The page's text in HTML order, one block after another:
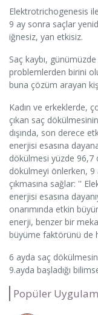
Elektrotrichogenesis
9 ay sonra saçlar
iğnesiz, yan etkisiz.
Saç kaybı,
problemlerden birini
buna çözüm arayan
Kadın ve erkeklerde,
çıkan saç
dışında, son derece
enerjisi esasına
dökülmesi yüzde 96,7
dökülmeyi önlerken, 9
çıkmasına sağlar: ''
enerjisi esasına
onarımında etkin
enerji, benzer bir
büyüme faktörünü de
6 ayda saç
9.ayda başladığı
Popüler